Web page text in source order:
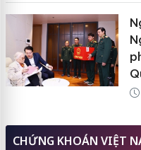
CHỨNG KHOÁN VIỆT